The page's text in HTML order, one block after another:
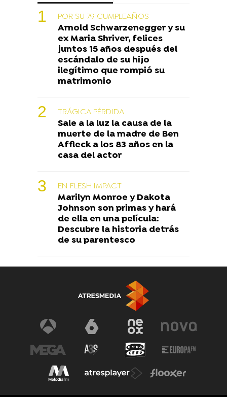
POR SU 79 CUMPLEAÑOS
Arnold Schwarzenegger y su
ex Maria Shriver, felices
juntos 15 años después del
escándalo de su hijo
ilegítimo que rompió su
matrimonio
TRÁGICA PÉRDIDA
Sale a la luz la causa de la
muerte de la madre de Ben
Affleck a los 83 años en la
casa del actor
EN FLESH IMPACT
Marilyn Monroe y Dakota
Johnson son primas y hará
de ella en una película:
Descubre la historia detrás
de su parentesco